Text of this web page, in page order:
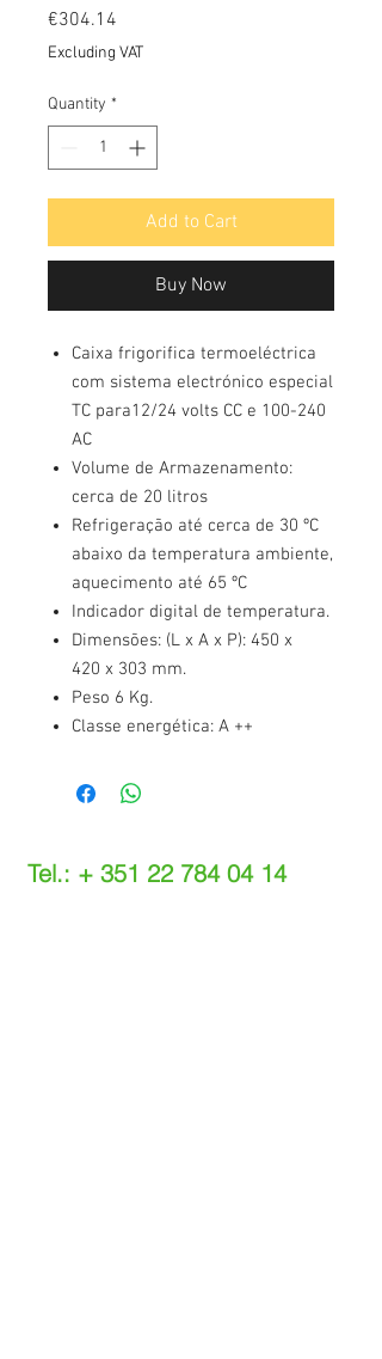
€304.14
Excluding VAT
Quantity *
Add to Cart
Buy Now
Caixa frigorifica termoeléctrica
com sistema electrónico especial
TC para12/24 volts CC e 100-240
AC
Volume de Armazenamento:
cerca de 20 litros
Refrigeração até cerca de 30 ºC
abaixo da temperatura ambiente,
aquecimento até 65 ºC
Indicador digital de temperatura.
Dimensões: (L x A x P): 450 x
420 x 303 mm.
Peso 6 Kg.
Classe energética: A ++
Tel.: + 351 22 784 04 14